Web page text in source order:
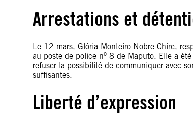
Arrestations et
Le 12 mars, Glória Monteiro Nobre Chire,
au poste de police no 8 de Maputo. Elle a été
refuser la possibilité de communiquer avec
suffisantes.
Liberté d’expression